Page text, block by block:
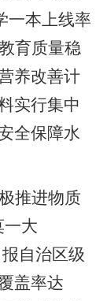
一本上线率
育质量稳
养改善计
实行集中
全保障水
推进物质
一大
自治区级
盖率达